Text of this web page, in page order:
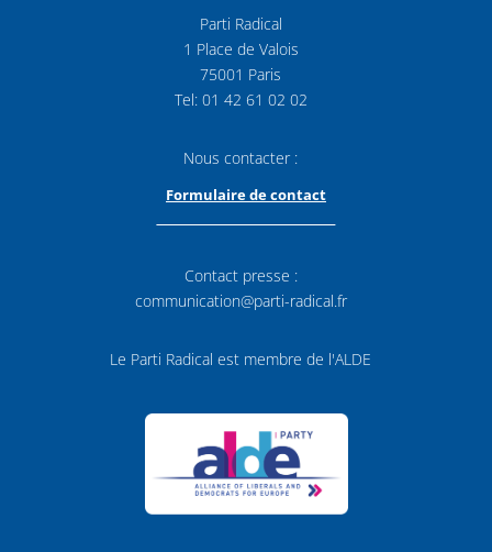
Parti Radical
1 Place de Valois
75001 Paris
Tel: 01 42 61 02 02
Nous contacter :
Formulaire de contact
Contact presse :
communication@parti-radical.fr
Le Parti Radical est membre de l'ALDE